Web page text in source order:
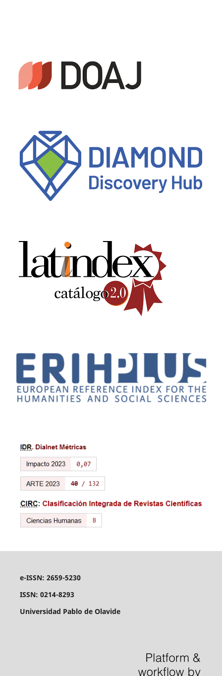
e-ISSN: 2659-5230
ISSN: 0214-8293
Universidad Pablo de Olavide